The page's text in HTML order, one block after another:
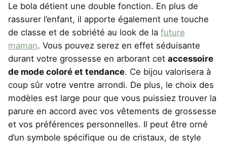
Le bola détient une double fonction. En plus de
rassurer l’enfant, il apporte également une touche
de classe et de sobriété au look de la future
maman. Vous pouvez serez en effet séduisante
durant votre grossesse en arborant cet accessoire
de mode coloré et tendance. Ce bijou valorisera à
coup sûr votre ventre arrondi. De plus, le choix des
modèles est large pour que vous puissiez trouver la
parure en accord avec vos vêtements de grossesse
et vos préférences personnelles. Il peut être orné
d’un symbole spécifique ou de cristaux, de style